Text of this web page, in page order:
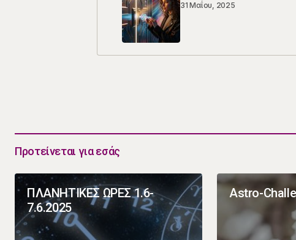
31 Μαΐου, 2025
Προτείνεται για εσάς
ΠΛΑΝΗΤΙΚΕΣ ΩΡΕΣ 1.6-
7.6.2025
Astro-